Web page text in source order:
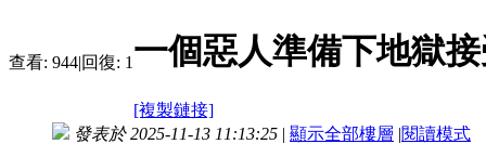
查看: 944|回復: 1 一個惡人準備下地獄
[複製鏈接]
發表於 2025-11-13 11:13:25 | 顯示全部樓層 |閱讀模式